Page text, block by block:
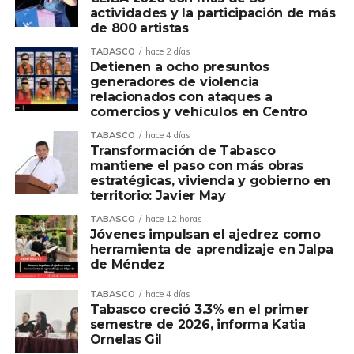
comunidades de influencia petrolera mediante acciones
orientadas al bienestar social, el desarrollo comunitario
sustentable y el cuidado del medio ambiente,
consolidando una visión de progreso con sentido humano.
Asimismo, afirmó que la política de Pemex entiende que
el desarrollo no solo se mide por la actividad productiva,
sino también por el bienestar de las personas y de las
comunidades que, durante décadas, han contribuido al
crecimiento de la industria energética de nuestro país.
refleja en acciones concretas que generan bienestar y
demuestran que la colaboración entre instituciones puede
traducirse en resultados que transforman la vida del
Finalmente, reiteró que el Gobierno de Comalcalco
siempre estará abierto a construir acuerdos, sumar
actividades y la participación de más
de 800 artistas
TABASCO hace 2 días
Detienen a ocho presuntos
generadores de violencia
relacionados con ataques a
comercios y vehículos en Centro
TABASCO hace 4 días
Transformación de Tabasco
mantiene el paso con más obras
estratégicas, vivienda y gobierno en
territorio: Javier May
TABASCO hace 12 horas
Jóvenes impulsan el ajedrez como
herramienta de aprendizaje en Jalpa
de Méndez
TABASCO hace 4 días
Tabasco creció 3.3% en el primer
semestre de 2026, informa Katia
Ornelas Gil